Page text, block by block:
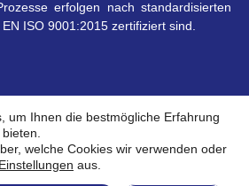
erfolgen nach standardisierten
ISO 9001:2015 zertifiziert sind.
um Ihnen die bestmögliche Erfahrung
welche Cookies wir verwenden oder
Einstellungen aus.